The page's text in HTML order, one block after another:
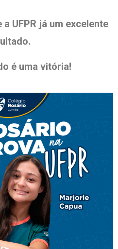
UFPR já um excelente
é uma vitória!